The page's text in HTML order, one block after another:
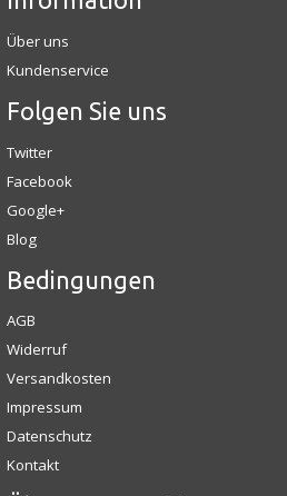
Über uns
Kundenservice
Folgen Sie uns
Twitter
Facebook
Google+
Blog
Bedingungen
AGB
Widerruf
Versandkosten
Impressum
Datenschutz
Kontakt